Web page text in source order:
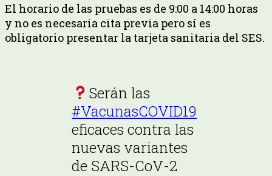
El horario de las pruebas es de 9:00 a 14:00 horas
y no es necesaria cita previa pero sí es
obligatorio presentar la tarjeta sanitaria del SES.
Serán las
#VacunasCOVID19
eficaces contra las
nuevas variantes
de SARS-CoV-2